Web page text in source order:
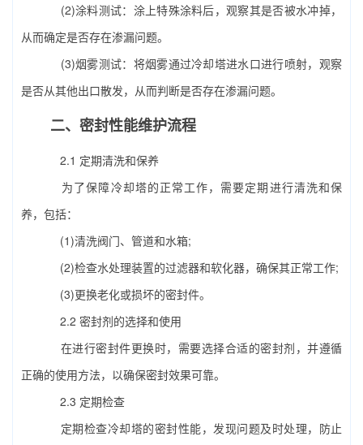
(2)涂料测试：涂上特殊涂料后，观察其是否被水冲掉，
从而确定是否存在渗漏问题。
(3)烟雾测试：将烟雾通过冷却塔进水口进行喷射，观察
是否从其他出口散发，从而判断是否存在渗漏问题。
二、密封性能维护流程
2.1 定期清洗和保养
为了保障冷却塔的正常工作，需要定期进行清洗和保
养，包括：
(1)清洗阀门、管道和水箱;
(2)检查水处理装置的过滤器和软化器，确保其正常工作;
(3)更换老化或损坏的密封件。
2.2 密封剂的选择和使用
在进行密封件更换时，需要选择合适的密封剂，并遵循
正确的使用方法，以确保密封效果可靠。
2.3 定期检查
定期检查冷却塔的密封性能，发现问题及时处理，防止